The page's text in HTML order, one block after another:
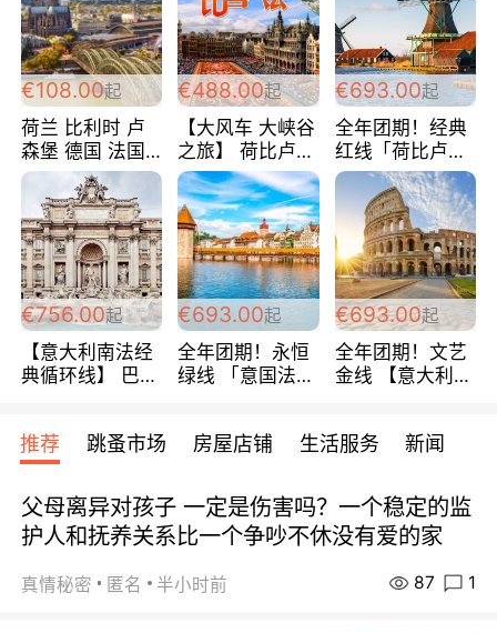
€108.00起
荷兰 比利时 卢
森堡 德国 法国
超爽玩遍西欧 循
环线 全程四星宾
馆 108欧/人/天
€488.00起
【大风车 大峡谷
之旅】 荷比卢德
法 巴黎上下 经
典五国四日游
488欧/人
€693.00起
全年团期！经典
红线「荷比卢德
法」七天循环 五
国 仅售99欧/人/
天！巴黎上下！
包拼房~
€756.00起
【意大利南法经
典循环线】 巴黎
宾馆 108欧/天起
全程756欧/位
€693.00起
全年团期！永恒
绿线 「意国法
欧/天起 ~包拼房
€693.00起
全年团期！文艺
金线 【意大利一
每周铁发！
推荐 跳蚤市场 房屋店铺 生活服务 新闻
父母离异对孩子 一定是伤害吗？一个稳定的监
护人和抚养关系比一个争吵不休没有爱的家
真情秘密 匿名 半小时前 87 1